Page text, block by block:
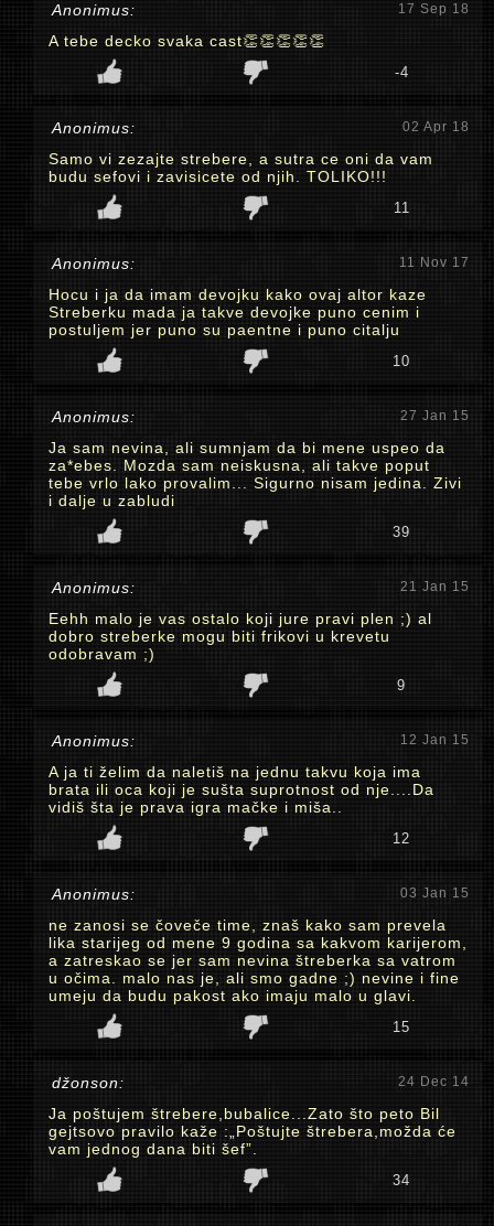
Anonimus: 17 Sep 18
A tebe decko svaka cast👏👏👏👏👏
-4
Anonimus: 02 Apr 18
Samo vi zezajte strebere, a sutra ce oni da vam
budu sefovi i zavisicete od njih. TOLIKO!!!
11
Anonimus: 11 Nov 17
Hocu i ja da imam devojku kako ovaj altor kaze
Streberku mada ja takve devojke puno cenim i
postuljem jer puno su paentne i puno citalju
10
Anonimus: 27 Jan 15
Ja sam nevina, ali sumnjam da bi mene uspeo da
za*ebes. Mozda sam neiskusna, ali takve poput
tebe vrlo lako provalim... Sigurno nisam jedina. Zivi
i dalje u zabludi
39
Anonimus: 21 Jan 15
Eehh malo je vas ostalo koji jure pravi plen ;) al
dobro streberke mogu biti frikovi u krevetu
odobravam ;)
9
Anonimus: 12 Jan 15
A ja ti želim da naletiš na jednu takvu koja ima
brata ili oca koji je sušta suprotnost od nje....Da
vidiš šta je prava igra mačke i miša..
12
Anonimus: 03 Jan 15
ne zanosi se čoveče time, znaš kako sam prevela
lika starijeg od mene 9 godina sa kakvom karijerom,
a zatreskao se jer sam nevina štreberka sa vatrom
u očima. malo nas je, ali smo gadne ;) nevine i fine
umeju da budu pakost ako imaju malo u glavi.
15
džonson: 24 Dec 14
Ja poštujem štrebere,bubalice...Zato što peto Bil
gejtsovo pravilo kaže :„Poštujte štrebera,možda će
vam jednog dana biti šef”.
34